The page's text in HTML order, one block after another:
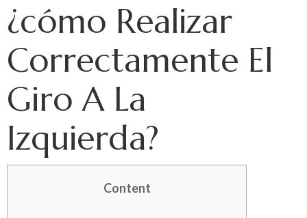
¿cómo Realizar
Correctamente El
Giro A La
Izquierda?
Content